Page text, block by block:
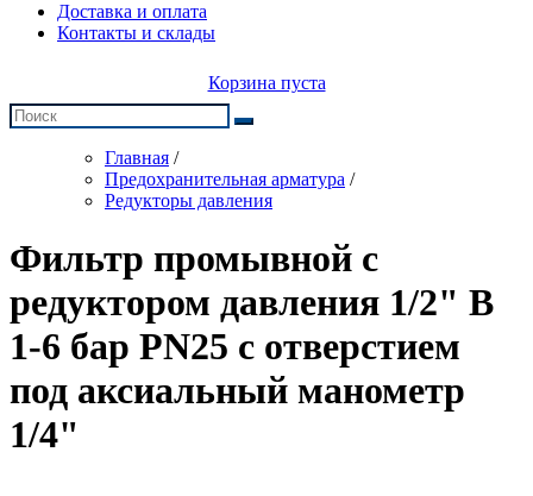
Доставка и оплата
Контакты и склады
Корзина пуста
Главная /
Предохранительная арматура /
Редукторы давления
Фильтр промывной с
редуктором давления 1/2" В
1-6 бар PN25 с отверстием
под аксиальный манометр
1/4"